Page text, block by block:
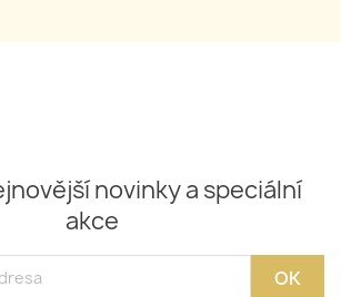
novinky a speciální
akce